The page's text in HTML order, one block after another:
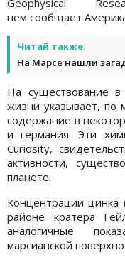
нем сообщает
Читай также:
На Марсе нашли
На существование
жизни указывает, по
содержание в
и германия. Эти
Curiosity,
активности,
планете.
Концентрации цинка
районе кратера
аналогичные
марсианской